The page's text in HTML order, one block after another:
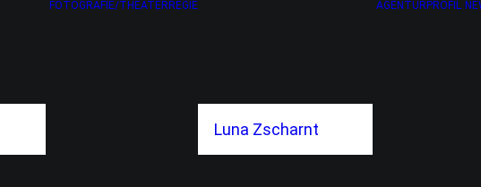
FOTOGRAFIE/THEATERREGIE
Luna Zscharnt
AGENTURPROFIL